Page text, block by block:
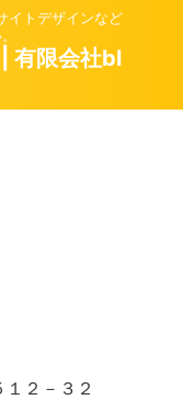
イトデザインなど
有限会社bl
２－３２